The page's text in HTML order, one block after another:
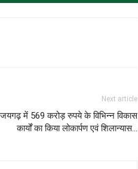
Next article
में 569 करोड़ रुपये के विभिन्न विकास
कार्यों का किया लोकार्पण एवं शिलान्यास…